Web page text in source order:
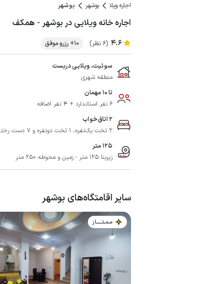
اجاره ویلا بوشهر بوشهر
اجاره خانه ویلایی در بوشهر - همکف
4.6 (6 نظر) 10+ رزرو موفق
سوئیت، ویلایی دربست
منطقه شهری
تا 10 مهمان
6 نفر استاندارد + 4 نفر اضافه
2 اتاق‌خواب
2 تخت یک‌نفره، 1 تخت دونفره و 7 دست رختخواب
125 متر
زیربنا 125 متر - زمین و محوطه 250 متر
سایر اقامتگاه‌های بوشهر
مـمـتــــــاز